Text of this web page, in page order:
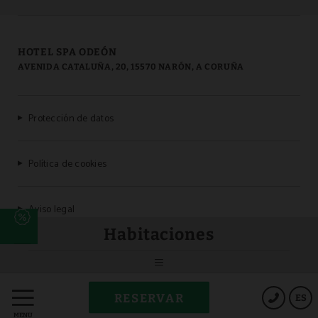
MENÚ
ES
RESERVAR
Habitaciones
HOTEL SPA ODEÓN
AVENIDA CATALUÑA, 20, 15570 NARÓN, A CORUÑA
Protección de datos
Política de cookies
Aviso legal
Powered by Keytel
Compra segura